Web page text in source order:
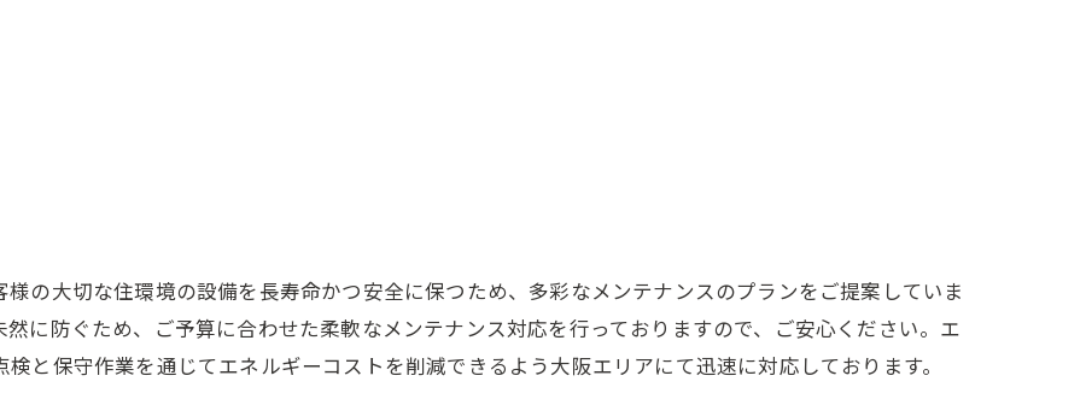
の大切な住環境の設備を長寿命かつ安全に保つため、多彩なメンテナンスのプランをご提案していま
に防ぐため、ご予算に合わせた柔軟なメンテナンス対応を行っておりますので、ご安心ください。エ
と保守作業を通じてエネルギーコストを削減できるよう大阪エリアにて迅速に対応しております。